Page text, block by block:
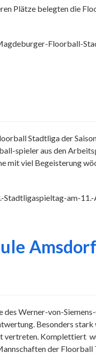
Plätze belegten die
Floorball-
Stadtliga der
spieler aus den
mit viel Begeisterung
am-
Werner-von-
Besonders
vertreten. Komplettiert
der